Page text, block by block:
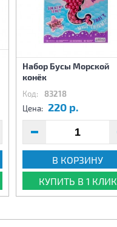
Набор Бусы Морской
конёк
Код: 83218
Цена: 220 р.
В КОРЗИНУ
КУПИТЬ В 1 КЛИК